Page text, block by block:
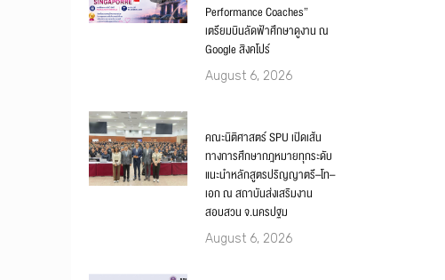
Performance Coaches”
เตรียมบินลัดฟ้าศึกษาดูงาน ณ
Google สิงคโปร์
August 6, 2026
คณะนิติศาสตร์ SPU เปิดเส้น
ทางการศึกษากฎหมายทุกระดับ
แนะนำหลักสูตรปริญญาตรี–โท–
เอก ณ สถาบันส่งเสริมงาน
สอบสวน จ.นครปฐม
August 6, 2026